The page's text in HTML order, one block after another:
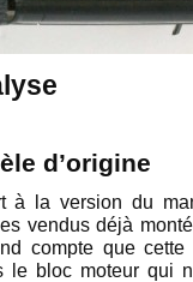
d’origine
à la version du
vendus déjà
compte que
bloc moteur qui